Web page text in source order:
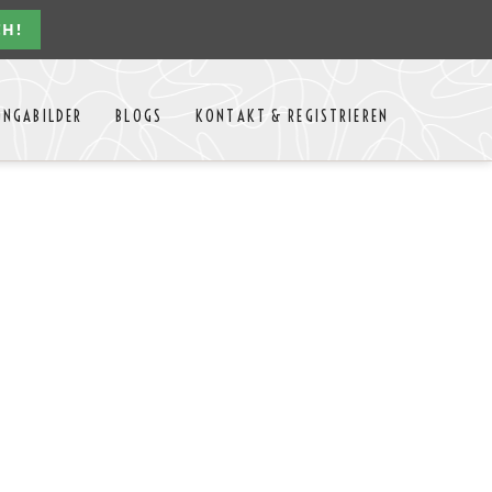
Jahres
BLOGS KONTAKT & REGISTRIEREN
Kontakt